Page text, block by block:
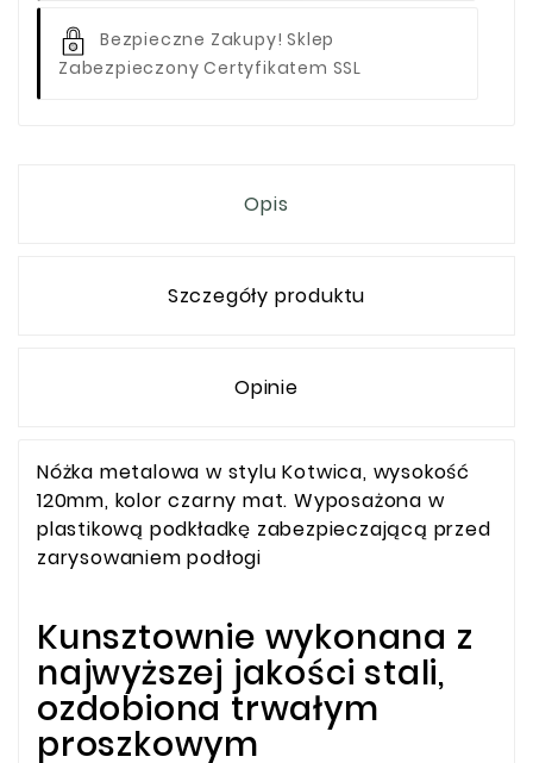
Bezpieczne Zakupy! Sklep
Zabezpieczony Certyfikatem SSL
Opis
Szczegóły produktu
Opinie
Nóżka metalowa w stylu Kotwica, wysokość
120mm, kolor czarny mat. Wyposażona w
plastikową podkładkę zabezpieczającą przed
zarysowaniem podłogi
Kunsztownie wykonana z
najwyższej jakości stali,
ozdobiona trwałym
proszkowym